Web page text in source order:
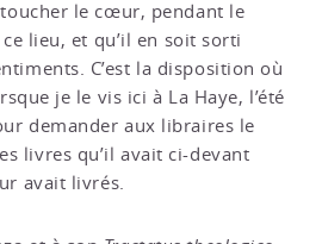
le cœur, pendant le
lieu, et qu’il en soit sorti
C’est la disposition où
je le vis ici à La Haye, l’été
demander aux libraires le
livres qu’il avait ci-devant
avait livrés.